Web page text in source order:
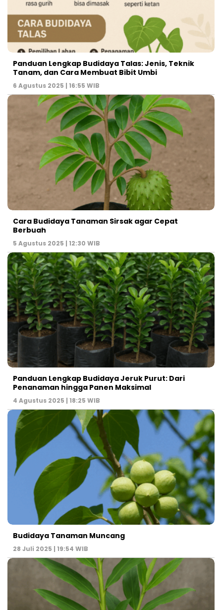
Panduan Lengkap Budidaya Talas: Jenis, Teknik
Tanam, dan Cara Membuat Bibit Umbi
6 Agustus 2025 | 16:55 WIB
Cara Budidaya Tanaman Sirsak agar Cepat
Berbuah
5 Agustus 2025 | 12:30 WIB
Panduan Lengkap Budidaya Jeruk Purut: Dari
Penanaman hingga Panen Maksimal
4 Agustus 2025 | 18:25 WIB
Budidaya Tanaman Muncang
28 Juli 2025 | 19:54 WIB